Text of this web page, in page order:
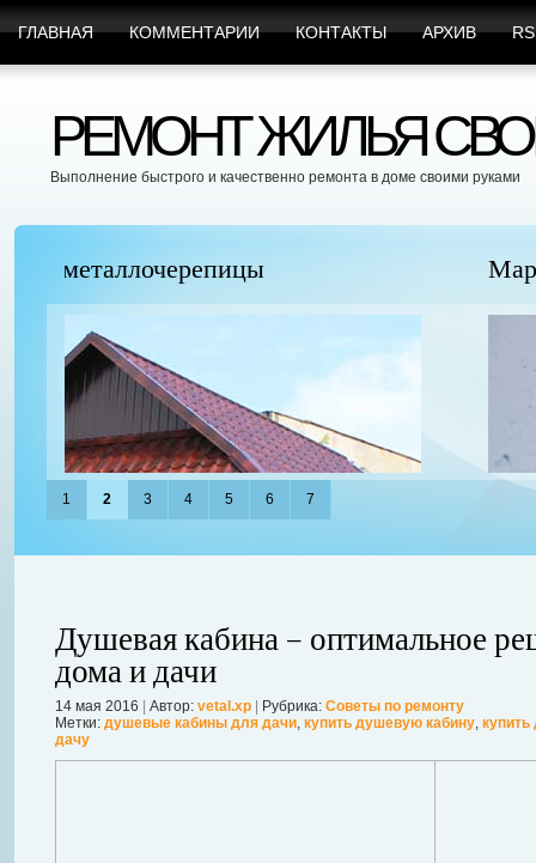
ГЛАВНАЯ КОММЕНТАРИИ КОНТАКТЫ АРХИВ
РЕМОНТ ЖИЛЬЯ
Выполнение быстрого и качественно ремонта в доме своими руками
Марафет Поможет с Любыми Видами
Когда в вашем доме появляются клопы, тараканы, грызуны или
1 2 3 4 5 6 7
Душевая кабина – оптимальное
дома и дачи
14 мая 2016 Автор: vetal.xp Рубрика: Советы по ремонту
Метки: душевые кабины для дачи, купить душевую кабину,
дачу